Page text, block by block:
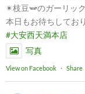
✴︎枝豆🫛のガーリッ
本日もお待ちしてお
#大安西天満本店
写真
View on Facebook · Share